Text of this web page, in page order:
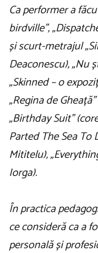
Ca performer a
birdville”,
și scurt-metrajul
Deaconescu), „Nu
„Skinned – o
„Regina de
„Birthday Suit”
Parted The Sea To
Mititelu),
Iorga).
În practica
ce consideră ca a
personală și